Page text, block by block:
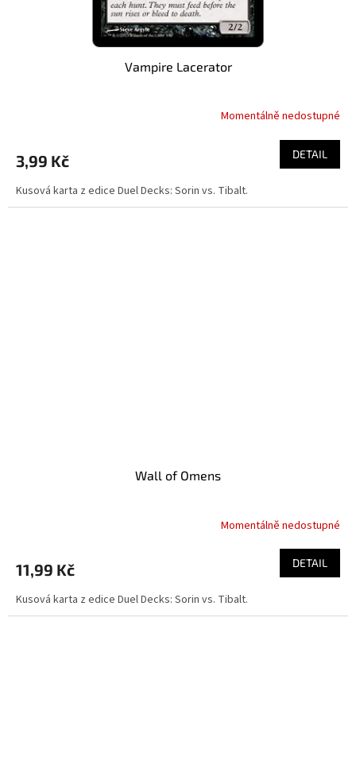
Vampire Lacerator
Momentálně nedostupné
3,99 Kč DETAIL
Kusová karta z edice Duel Decks: Sorin vs. Tibalt.
Wall of Omens
Momentálně nedostupné
11,99 Kč DETAIL
Kusová karta z edice Duel Decks: Sorin vs. Tibalt.